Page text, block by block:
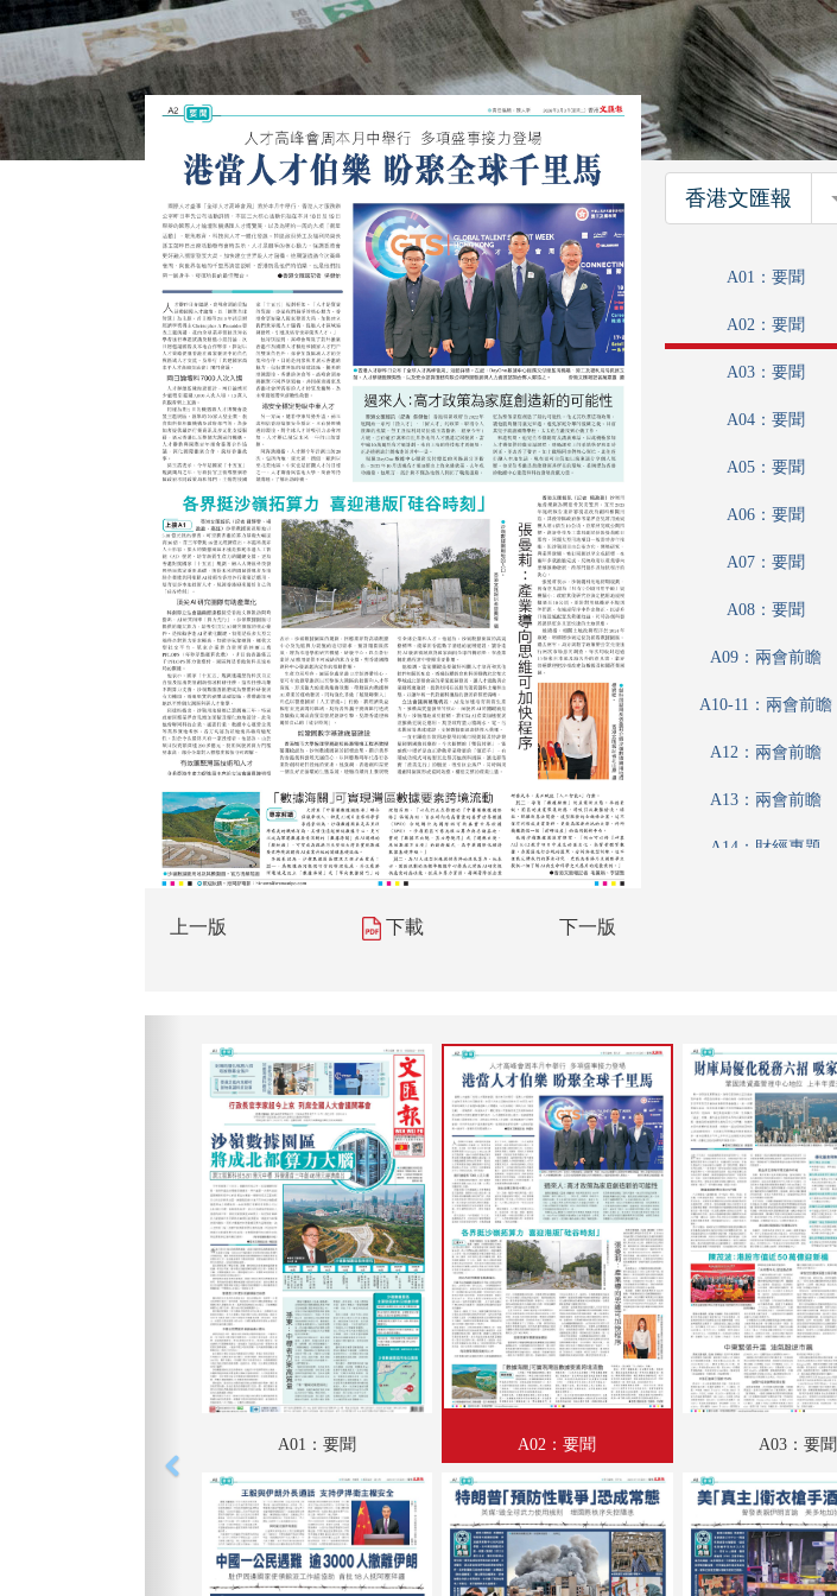
上一版 下載 下一版
香港文匯報
A01：要聞
A02：要聞
A03：要聞
A04：要聞
A05：要聞
A06：要聞
A07：要聞
A08：要聞
A09：兩會前瞻
A10-11：兩會前瞻
A12：兩會前瞻
A13：兩會前瞻
A14：財經專題
A19：港聞
A20：港聞
B01：財經
B02：財經
B03：趣學語文
B04：讀書人
B05：文匯園
B06：采風
B08：娛樂
B09：體育
A01：要聞 A02：要聞 A03：要聞